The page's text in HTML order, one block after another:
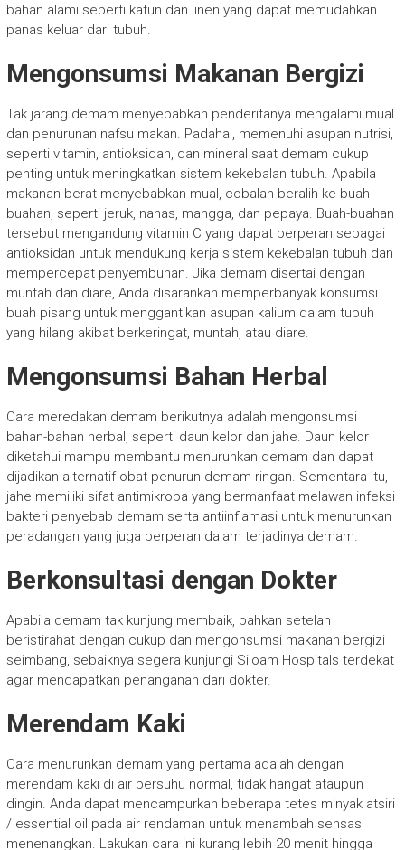
bahan alami seperti katun dan linen yang dapat memudahkan
panas keluar dari tubuh.
Mengonsumsi Makanan Bergizi
Tak jarang demam menyebabkan penderitanya mengalami mual
dan penurunan nafsu makan. Padahal, memenuhi asupan nutrisi,
seperti vitamin, antioksidan, dan mineral saat demam cukup
penting untuk meningkatkan sistem kekebalan tubuh. Apabila
makanan berat menyebabkan mual, cobalah beralih ke buah-
buahan, seperti jeruk, nanas, mangga, dan pepaya. Buah-buahan
tersebut mengandung vitamin C yang dapat berperan sebagai
antioksidan untuk mendukung kerja sistem kekebalan tubuh dan
mempercepat penyembuhan. Jika demam disertai dengan
muntah dan diare, Anda disarankan memperbanyak konsumsi
buah pisang untuk menggantikan asupan kalium dalam tubuh
yang hilang akibat berkeringat, muntah, atau diare.
Mengonsumsi Bahan Herbal
Cara meredakan demam berikutnya adalah mengonsumsi
bahan-bahan herbal, seperti daun kelor dan jahe. Daun kelor
diketahui mampu membantu menurunkan demam dan dapat
dijadikan alternatif obat penurun demam ringan. Sementara itu,
jahe memiliki sifat antimikroba yang bermanfaat melawan infeksi
bakteri penyebab demam serta antiinflamasi untuk menurunkan
peradangan yang juga berperan dalam terjadinya demam.
Berkonsultasi dengan Dokter
Apabila demam tak kunjung membaik, bahkan setelah
beristirahat dengan cukup dan mengonsumsi makanan bergizi
seimbang, sebaiknya segera kunjungi Siloam Hospitals terdekat
agar mendapatkan penanganan dari dokter.
Merendam Kaki
Cara menurunkan demam yang pertama adalah dengan
merendam kaki di air bersuhu normal, tidak hangat ataupun
dingin. Anda dapat mencampurkan beberapa tetes minyak atsiri
/ essential oil pada air rendaman untuk menambah sensasi
menenangkan. Lakukan cara ini kurang lebih 20 menit hingga